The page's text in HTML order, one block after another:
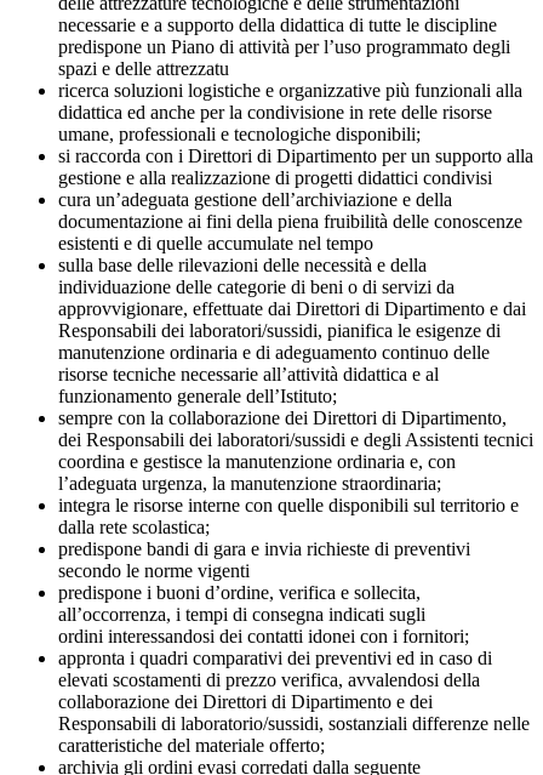
necessarie e a supporto della didattica di tutte le discipline
predispone un Piano di attività per l’uso programmato degli
spazi e delle attrezzatu
ricerca soluzioni logistiche e organizzative più funzionali alla
didattica ed anche per la condivisione in rete delle risorse
umane, professionali e tecnologiche disponibili;
si raccorda con i Direttori di Dipartimento per un supporto alla
gestione e alla realizzazione di progetti didattici condivisi
cura un’adeguata gestione dell’archiviazione e della
documentazione ai fini della piena fruibilità delle conoscenze
esistenti e di quelle accumulate nel tempo
sulla base delle rilevazioni delle necessità e della
individuazione delle categorie di beni o di servizi da
approvvigionare, effettuate dai Direttori di Dipartimento e dai
Responsabili dei laboratori/sussidi, pianifica le esigenze di
manutenzione ordinaria e di adeguamento continuo delle
risorse tecniche necessarie all’attività didattica e al
funzionamento generale dell’Istituto;
sempre con la collaborazione dei Direttori di Dipartimento,
dei Responsabili dei laboratori/sussidi e degli Assistenti tecnici
coordina e gestisce la manutenzione ordinaria e, con
l’adeguata urgenza, la manutenzione straordinaria;
integra le risorse interne con quelle disponibili sul territorio e
dalla rete scolastica;
predispone bandi di gara e invia richieste di preventivi
secondo le norme vigenti
predispone i buoni d’ordine, verifica e sollecita,
all’occorrenza, i tempi di consegna indicati sugli
ordini interessandosi dei contatti idonei con i fornitori;
appronta i quadri comparativi dei preventivi ed in caso di
elevati scostamenti di prezzo verifica, avvalendosi della
collaborazione dei Direttori di Dipartimento e dei
Responsabili di laboratorio/sussidi, sostanziali differenze nelle
caratteristiche del materiale offerto;
archivia gli ordini evasi corredati dalla seguente